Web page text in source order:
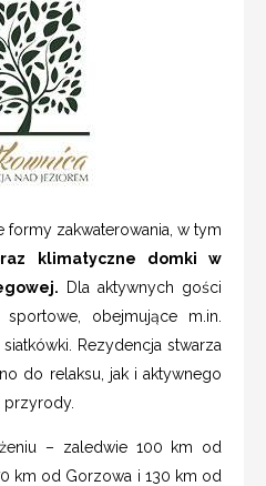
formy zakwaterowania, w tym
klimatyczne domki w
Dla aktywnych gości
obejmujące m.in.
Rezydencja stwarza
do relaksu, jak i aktywnego
– zaledwie 100 km od
km od Gorzowa i 130 km od